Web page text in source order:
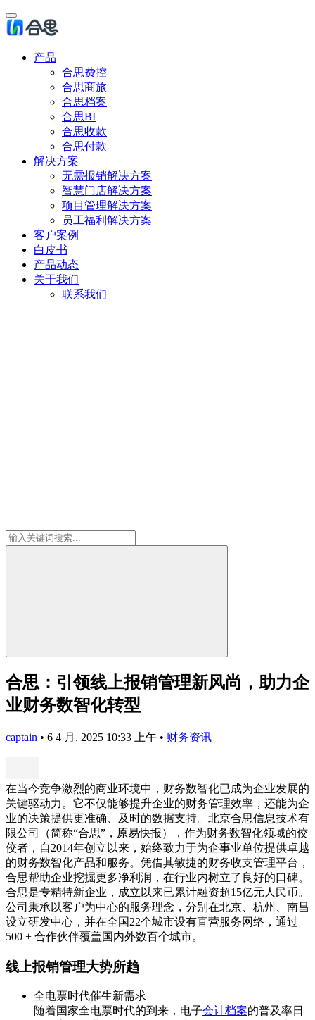
产品
合思费控
合思商旅
合思档案
合思BI
合思收款
合思付款
解决方案
无需报销解决方案
智慧门店解决方案
项目管理解决方案
员工福利解决方案
客户案例
白皮书
产品动态
关于我们
联系我们
合思：引领线上报销管理新风尚，助力企
业财务数智化转型
captain • 6 4 月, 2025 10:33 上午 • 财务资讯
在当今竞争激烈的商业环境中，财务数智化已成为企业发展的
关键驱动力。它不仅能够提升企业的财务管理效率，还能为企
业的决策提供更准确、及时的数据支持。北京合思信息技术有
限公司（简称“合思”，原易快报），作为财务数智化领域的佼
佼者，自2014年创立以来，始终致力于为企事业单位提供卓越
的财务数智化产品和服务。凭借其敏捷的财务收支管理平台，
合思帮助企业挖掘更多净利润，在行业内树立了良好的口碑。
合思是专精特新企业，成立以来已累计融资超15亿元人民币。
公司秉承以客户为中心的服务理念，分别在北京、杭州、南昌
设立研发中心，并在全国22个城市设有直营服务网络，通过
500 + 合作伙伴覆盖国内外数百个城市。
线上报销管理大势所趋
全电票时代催生新需求
随着国家全电票时代的到来，电子会计档案的普及率日